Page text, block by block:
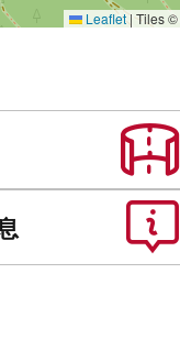
Leaflet | Tiles ©